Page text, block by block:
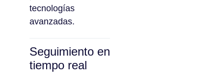
tecnologías
avanzadas.
Seguimiento en
tiempo real